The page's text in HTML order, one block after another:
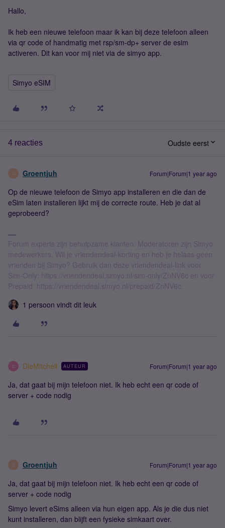
Hallo,
Ik heb een nieuwe telefoon maar ik kan bij deze telefoon alleen
via qr code of handmatig met rsp/sm-dp+ server de esim
activeren. Dit kan voor mij niet via de simyo app.
Simyo eSIM
4 reacties Oudste eerst
G Groentjuh Forum|Forum|1 year ago
Op de nieuwe telefoon de Simyo app installeren en die dan de
eSim laten installeren lijkt mij de correcte route. Heb je dat al
geprobeerd?
Forum experts zijn behulpzame klanten. Moderatoren zijn Simyo
medewerkers. Wil je vriendendeal-korting en heb je helaas geen
vrienden bij Simyo? Gebruik dan deze vriendendeal-link voor
Sim-Only: https://vriendendeal.simyo.nl/sim-only/ZnNV6c en voor
Prepaid: https://vriendendeal.simyo.nl/prepaid/ZnNV6c.
1 persoon vindt dit leuk
D DieMitchell AUTEUR Forum|Forum|1 year ago
Ja, dat gaat bij mijn telefoon niet. Ik heb echt een qr code of
server + code nodig
G Groentjuh Forum|Forum|1 year ago
Ja, dat gaat bij mijn telefoon niet. Ik heb echt een qr code of
server + code nodig
Simyo levert eSims alleen via hun eigen app. Als je die dus niet
kunt installeren, dan blijft een fysieke simkaart over.